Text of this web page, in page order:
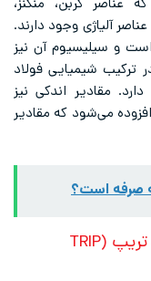
عناصر کربن، منگنز،
آلیاژی وجود دارند.
آلیاژ بین 0.1 تا 0.4 متغیر است و سیلیسیوم آن نیز
در ترکیب شیمیایی فولاد
وجود دارد. مقادیر اندکی نیز
می‌شود که مقادیر
صرفه است؟
خواص مکانیکی گریدهای مهم فولاد تریپ (TRIP